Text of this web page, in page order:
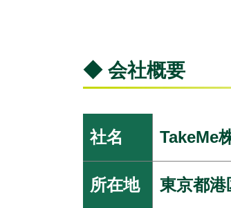
◆ 会社概要
社名 TakeMe
所在地 東京都